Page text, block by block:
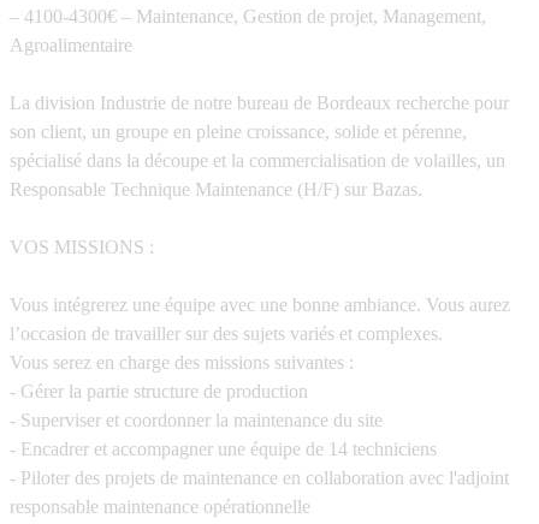
– 4100-4300€ – Maintenance, Gestion de projet, Management,
Agroalimentaire
La division Industrie de notre bureau de Bordeaux recherche pour
son client, un groupe en pleine croissance, solide et pérenne,
spécialisé dans la découpe et la commercialisation de volailles, un
Responsable Technique Maintenance (H/F) sur Bazas.
VOS MISSIONS :
Vous intégrerez une équipe avec une bonne ambiance. Vous aurez
l’occasion de travailler sur des sujets variés et complexes.
Vous serez en charge des missions suivantes :
- Gérer la partie structure de production
- Superviser et coordonner la maintenance du site
- Encadrer et accompagner une équipe de 14 techniciens
- Piloter des projets de maintenance en collaboration avec l'adjoint
responsable maintenance opérationnelle